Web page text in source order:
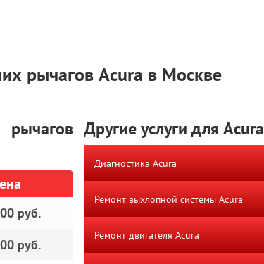
рычагов Acura в Москве
руб.
руб.
Другие услуги для Acura
Диагностика Acura
Ремонт выхлопной системы Acura
Ремонт двигателя Acura